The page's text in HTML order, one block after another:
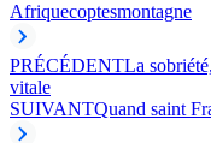
Afriquecoptesmontagne
PRÉCÉDENTLa
vitale
SUIVANTQuand saint